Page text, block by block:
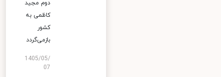
دوم مجید
کاظمی به
کشور
بازمی‌گردد
1405/05/
07